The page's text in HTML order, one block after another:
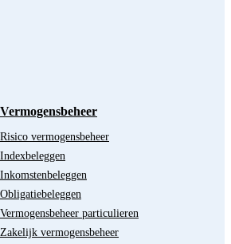
Vermogensbeheer
Risico vermogensbeheer
Indexbeleggen
Inkomstenbeleggen
Obligatiebeleggen
Vermogensbeheer particulieren
Zakelijk vermogensbeheer